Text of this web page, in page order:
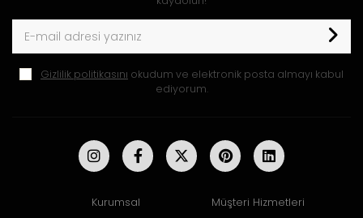
Gizlilik politikasını okudum ve elektronik posta almayı kabul
ediyorum.
Kurumsal Müşteri Hizmetleri